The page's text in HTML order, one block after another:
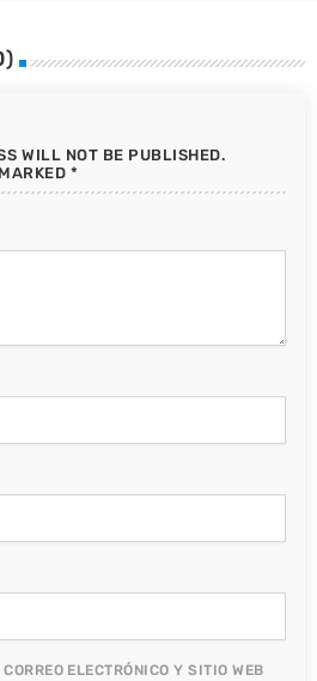
WILL NOT BE PUBLISHED.
*
ELECTRÓNICO Y SITIO WEB